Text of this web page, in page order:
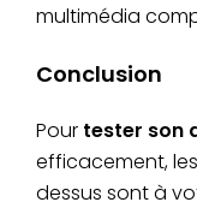
multimédia
Conclusion
Pour tester son
efficacement,
dessus sont à